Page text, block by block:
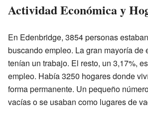
Actividad Económica y
En Edenbridge, 3854 personas
buscando empleo. La gran mayoría de
tenían un trabajo. El resto, un 3,17%,
empleo. Había 3250 hogares donde
forma permanente. Un pequeño
vacías o se usaban como lugares de